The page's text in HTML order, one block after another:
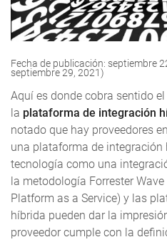
Fecha de publicación: septiembre
septiembre 29, 2021)
Aquí es donde cobra sentido el
la plataforma de integración
notado que hay proveedores
una plataforma de
tecnología como una
la metodología Forrester
Platform as a Service) y las
híbrida pueden dar la
proveedor cumple con la